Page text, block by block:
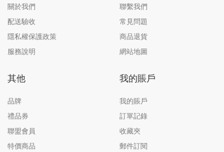
關於我們
配送驗收
隱私權保護政策
服務說明
聯繫我們
常見問題
商品退貨
網站地圖
其他
品牌
禮品券
聯盟會員
特價商品
我的賬戶
我的賬戶
訂單記錄
收藏夾
郵件訂閱